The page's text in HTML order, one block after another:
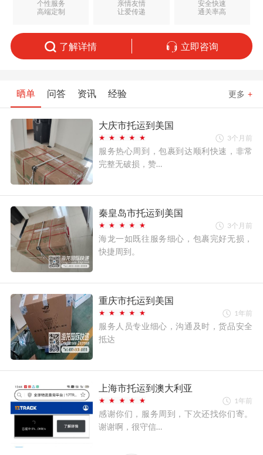
个性服务
高端定制
亲情友情
让爱传递
安全快速
通关率高
了解详情 立即咨询
晒单 问答 资讯 经验 更多 +
大庆市托运到美国
3个月前
服务热心周到，包裹到达顺利快速，非常
完整无破损，赞…
秦皇岛市托运到美国
3个月前
海龙一如既往服务细心，包裹完好无损，
快捷周到。
重庆市托运到美国
1年前
服务人员专业细心，沟通及时，货品安全
抵达
上海市托运到澳大利亚
1年前
感谢你们，服务周到，下次还找你们寄。
谢谢啊，很守信…